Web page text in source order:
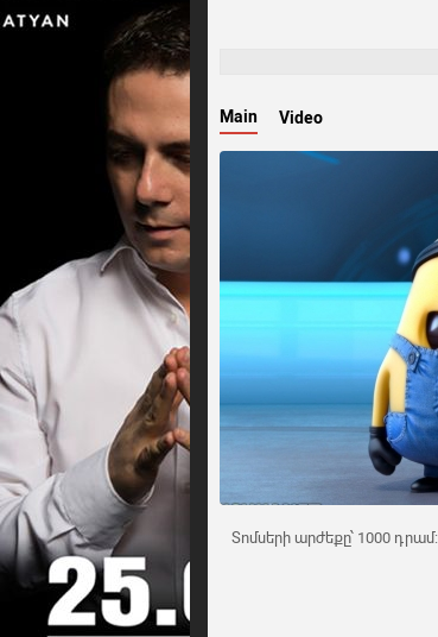
Main Video
Տոմսերի արժեքը՝ 1000 դրամ: